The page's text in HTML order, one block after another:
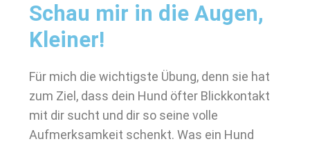
Schau mir in die Augen,
Kleiner!
Für mich die wichtigste Übung, denn sie hat
zum Ziel, dass dein Hund öfter Blickkontakt
mit dir sucht und dir so seine volle
Aufmerksamkeit schenkt. Was ein Hund